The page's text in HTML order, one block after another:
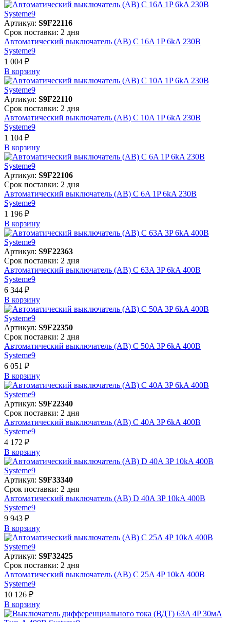
Артикул: S9F22116
Срок поставки: 2 дня
Автоматический выключатель (АВ) C 16A 1P 6kA 230В
Systeme9
1 004 ₽
В корзинy
Артикул: S9F22110
Срок поставки: 2 дня
Автоматический выключатель (АВ) C 10A 1P 6kA 230В
Systeme9
1 104 ₽
В корзинy
Артикул: S9F22106
Срок поставки: 2 дня
Автоматический выключатель (АВ) C 6A 1P 6kA 230В
Systeme9
1 196 ₽
В корзинy
Артикул: S9F22363
Срок поставки: 2 дня
Автоматический выключатель (АВ) C 63A 3P 6kA 400В
Systeme9
6 344 ₽
В корзинy
Артикул: S9F22350
Срок поставки: 2 дня
Автоматический выключатель (АВ) C 50A 3P 6kA 400В
Systeme9
6 051 ₽
В корзинy
Артикул: S9F22340
Срок поставки: 2 дня
Автоматический выключатель (АВ) C 40A 3P 6kA 400В
Systeme9
4 172 ₽
В корзинy
Артикул: S9F33340
Срок поставки: 2 дня
Автоматический выключатель (АВ) D 40A 3P 10kA 400В
Systeme9
9 943 ₽
В корзинy
Артикул: S9F32425
Срок поставки: 2 дня
Автоматический выключатель (АВ) C 25A 4P 10kA 400В
Systeme9
10 126 ₽
В корзинy